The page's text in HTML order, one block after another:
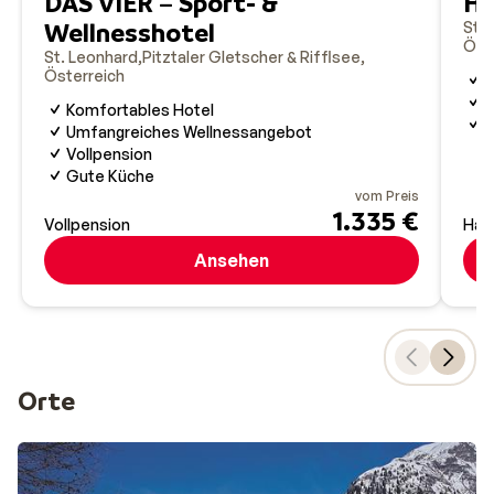
entspannte Winterauszeit suchen.
Wellnesshotel
St. Leonhard Pitztaler Gletscher & Rifflsee
Österreich
Komfortables Hotel
Umfangreiches Wellnessangebot
Vollpension
Gute Küche
Vollpension
vom Preis
1.335 €
Ansehen
St.
Orte